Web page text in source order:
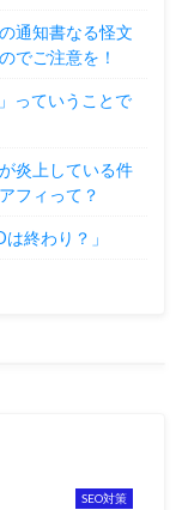
通知書なる怪文
でご注意を！
っていうことで
炎上している件
フィって？
終わり？」
SEO対策